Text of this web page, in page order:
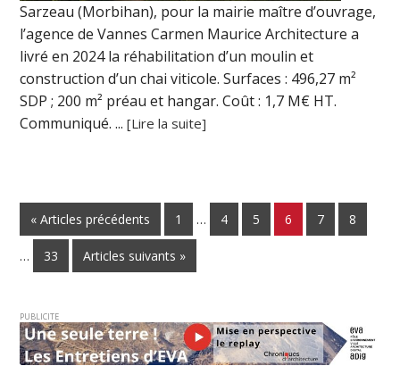
Sarzeau (Morbihan), pour la mairie maître d’ouvrage,
l’agence de Vannes Carmen Maurice Architecture a
livré en 2024 la réhabilitation d’un moulin et
construction d’un chai viticole. Surfaces : 496,27 m²
SDP ; 200 m² préau et hangar. Coût : 1,7 M€ HT.
Communiqué. ...[Lire la suite]
« Articles précédents 1 … 4 5 6 7 8
… 33 Articles suivants »
PUBLICITE